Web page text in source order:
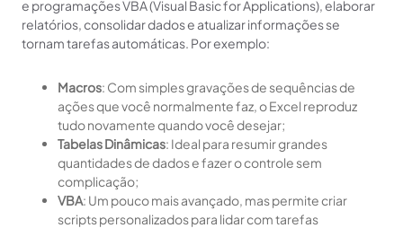
e programações VBA (Visual Basic for Applications), elaborar
relatórios, consolidar dados e atualizar informações se
tornam tarefas automáticas. Por exemplo:
Macros: Com simples gravações de sequências de
ações que você normalmente faz, o Excel reproduz
tudo novamente quando você desejar;
Tabelas Dinâmicas: Ideal para resumir grandes
quantidades de dados e fazer o controle sem
complicação;
VBA: Um pouco mais avançado, mas permite criar
scripts personalizados para lidar com tarefas